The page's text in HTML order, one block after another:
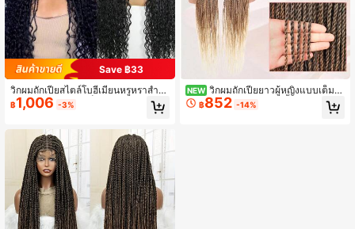
Save ฿33
วิกผมถักเปียสไตล์โบฮีเมียนหรูหราสำห
รับผู้หญิง, ผมลูกไม้เต็มตัวยาวพิเศษ 32
นิ้ว - วิกผมถักเปียหน้าลูกไม้สีดำธรรมช
มาะสำหรับใส่ในชีวิตประจำวันและงาน
ปาร์ตี้วันหยุด
฿1,006 -3%
NEW วิกผมถักเปียยาวผู้หญิงแบบเต็มห
น้าลูกไม้ 34/36/38/40 นิ้ว สไตล์เซเนกั
ลบิดเกลียว ไล่สี Ombre 1B/30/27/613
฿852 -14%